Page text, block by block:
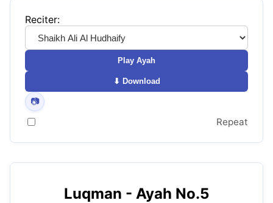
Reciter:
Play Ayah
⬇ Download
📷
Repeat
Luqman - Ayah No.5